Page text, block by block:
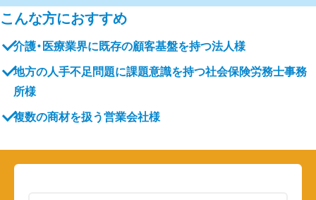
こんな方におすすめ
介護・医療業界に既存の顧客基盤を持つ法人様
地方の人手不足問題に課題意識を持つ社会保険労務士事務
所様
複数の商材を扱う営業会社様